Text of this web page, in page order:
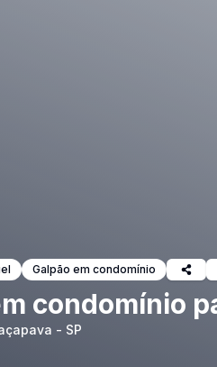
Galpão em condomínio
condomínio
- SP